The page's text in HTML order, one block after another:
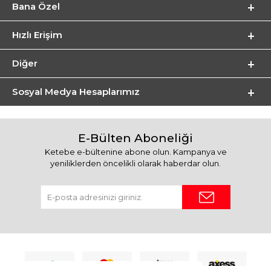
Bana Özel
Hızlı Erişim
Diğer
Sosyal Medya Hesaplarımız
E-Bülten Aboneliği
Ketebe e-bültenine abone olun. Kampanya ve
yeniliklerden öncelikli olarak haberdar olun.